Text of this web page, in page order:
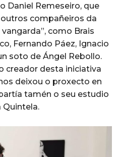
Daniel Remeseiro, que
compañeiros da
como Brais
Fernando Páez, Ignacio
soto de Ángel Rebollo.
creador desta iniciativa
deixou o proxecto en
tamén o seu estudio
Quintela.